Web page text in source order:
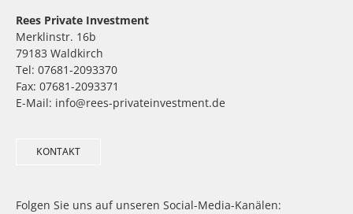
Rees Private Investment
Merklinstr. 16b
79183 Waldkirch
Tel: 07681-2093370
Fax: 07681-2093371
E-Mail: info@rees-privateinvestment.de
KONTAKT
Folgen Sie uns auf unseren Social-Media-Kanälen: